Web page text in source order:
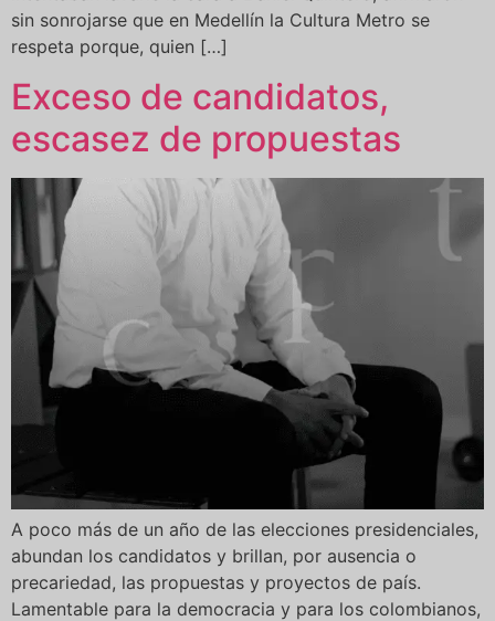
sin sonrojarse que en Medellín la Cultura Metro se
respeta porque, quien […]
Exceso de candidatos,
escasez de propuestas
A poco más de un año de las elecciones presidenciales,
abundan los candidatos y brillan, por ausencia o
precariedad, las propuestas y proyectos de país.
Lamentable para la democracia y para los colombianos,